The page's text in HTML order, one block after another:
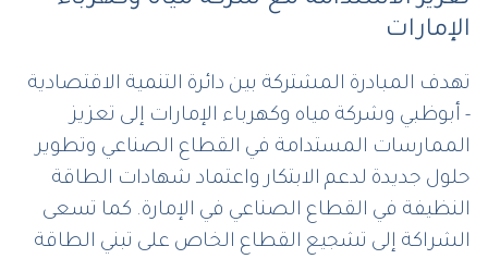
الإمارات
تهدف المبادرة المشتركة بين دائرة التنمية الاقتصادية
- أبوظبي وشركة مياه وكهرباء الإمارات إلى تعزيز
الممارسات المستدامة في القطاع الصناعي وتطوير
حلول جديدة لدعم الابتكار واعتماد شهادات الطاقة
النظيفة في القطاع الصناعي في الإمارة. كما تسعى
الشراكة إلى تشجيع القطاع الخاص على تبني الطاقة